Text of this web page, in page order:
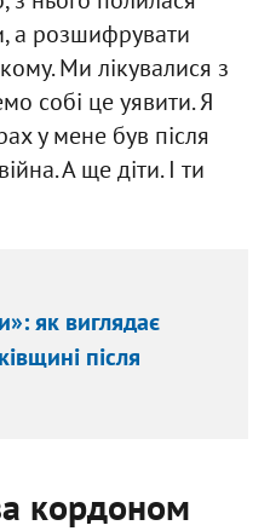
а розшифрувати
Ми лікувалися з
собі це уявити. Я
у мене був після
А ще діти. І ти
як виглядає
після
кордоном